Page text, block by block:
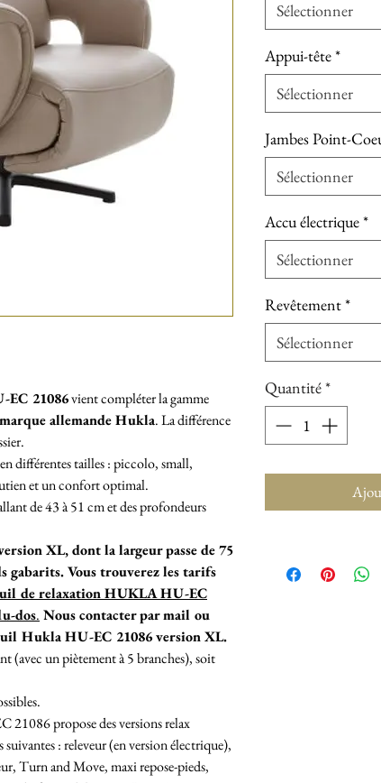
EC 21086vient compléter la gamme
allemande Hukla. La différence
différentes tailles : piccolo, small,
et un confort optimal.
de 43 à 51 cm et des profondeurs
XL, dont la largeur passe de 75
gabarits. Vous trouverez les tarifs
de relaxation HUKLA HU-EC
dos. Nous contacter par mail ou
Hukla HU-EC 21086 version XL.
un piètement à 5 branches), soit
propose des versions relax
: releveur (en version électrique),
Turn and Move, maxi repose-pieds,
Sélectionner
Appui-tête*
Sélectionner
Jambes Point-
Sélectionner
Accu électrique*
Sélectionner
Revêtement*
Sélectionner
Quantité*